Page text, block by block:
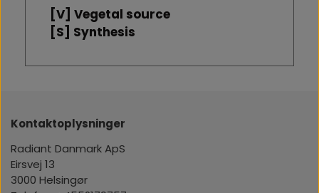
[V] Vegetal source
[S] Synthesis
Kontaktoplysninger
Radiant Danmark ApS
Eirsvej 13
3000 Helsingør